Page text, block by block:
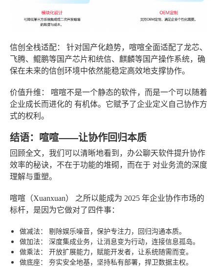
信创全栈适配：
针对国产化趋势，喧喧全面适配了龙芯、
飞腾、鲲鹏等国产芯片和统信、麒麟等国产操作系统，确
保在未来的信创环境中依然能稳定高效地支撑协作。
价值升维：
喧喧不是一个静态的软件，而是一个可以随着
企业成长而进化的 有机体。它赋予了企业定义自己协作方
式的权利。
结语：喧喧——让协作回归本质
回顾全文，我们可以清晰地看到，办公聊天软件提升协作
效率的秘诀，不在于功能的堆砌，而在于 对业务流的深度
理解与重塑。
喧喧（Xuanxuan）
之所以能成为 2025 年企业协作市场的
标杆，是因为它做对了四件事：
做减法：
剔除娱乐噪音，保护专注力，回归沟通本质。
做加法：
深度集成业务，让消息变为行动，连接信息孤岛。
做乘法：
开放扩展能力，赋能开发者，让系统随需而变。
做底座：
夯实安全地基，坚持私有部署，捍卫数据主权。